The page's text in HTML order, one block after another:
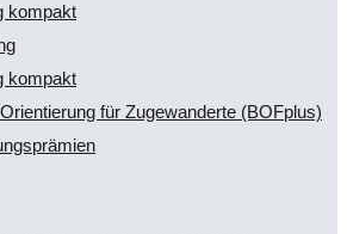
kompakt
kompakt
für Zugewanderte (BOFplus)